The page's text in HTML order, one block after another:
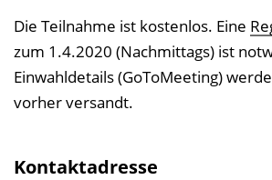
Die Teilnahme ist kostenlos. Eine
zum 1.4.2020 (Nachmittags) ist
Einwahldetails (GoToMeeting)
vorher versandt.
Kontaktadresse